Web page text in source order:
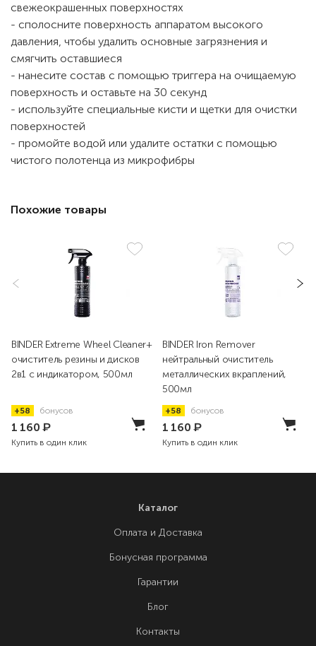
свежеокрашенных поверхностях
- сполосните поверхность аппаратом высокого
давления, чтобы удалить основные загрязнения и
смягчить оставшиеся
- нанесите состав с помощью триггера на очищаемую
поверхность и оставьте на 30 секунд
- используйте специальные кисти и щетки для очистки
поверхностей
- промойте водой или удалите остатки с помощью
чистого полотенца из микрофибры
Похожие товары
BINDER Extreme Wheel Cleaner+
очиститель резины и дисков
2в1 с индикатором, 500мл
+58 бонусов
1 160₽
Купить в один клик
BINDER Iron Remover
нейтральный очиститель
металлических вкраплений,
500мл
+58 бонусов
1 160₽
Купить в один клик
Каталог
Оплата и Доставка
Бонусная программа
Гарантии
Блог
Контакты